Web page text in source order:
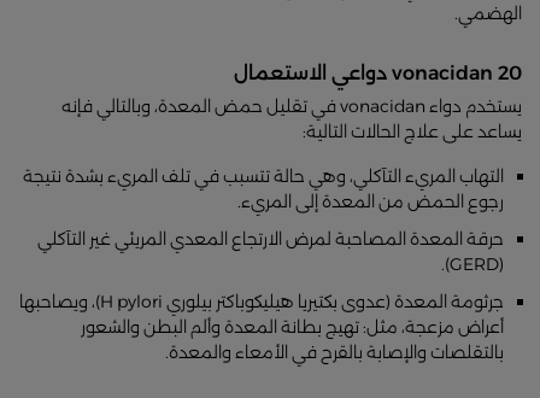
الهضمي.
vonacidan 20 دواعي الاستعمال
يستخدم دواء vonacidan في تقليل حمض المعدة، وبالتالي فإنه
يساعد على علاج الحالات التالية:
التهاب المريء التآكلي، وهي حالة تتسبب في تلف المريء بشدة نتيجة
رجوع الحمض من المعدة إلى المريء.
حرقة المعدة المصاحبة لمرض الارتجاع المعدي المريئي غير التآكلي
(GERD).
جرثومة المعدة (عدوى بكتيريا هيليكوباكتر بيلوري H pylori)، ويصاحبها
أعراض مزعجة، مثل: تهيج بطانة المعدة وألم البطن والشعور
بالتقلصات والإصابة بالقرح في الأمعاء والمعدة.